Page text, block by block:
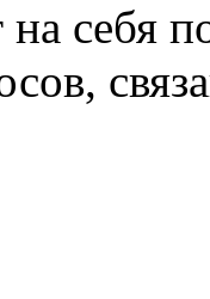
на себя